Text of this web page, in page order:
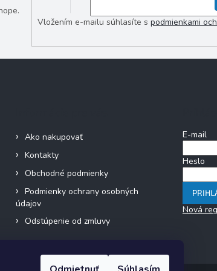
Vložením e-mailu súhlasíte s podmienkami
Ako nakupovať
Kontakty
Obchodné podmienky
Podmienky ochrany osobných
údajov
Odstúpenie od zmluvy
E-mail
Heslo
Nová